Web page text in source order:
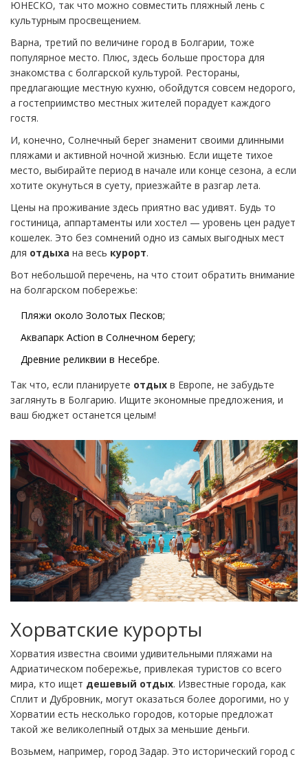
ЮНЕСКО, так что можно совместить пляжный лень с
культурным просвещением.
Варна, третий по величине город в Болгарии, тоже
популярное место. Плюс, здесь больше простора для
знакомства с болгарской культурой. Рестораны,
предлагающие местную кухню, обойдутся совсем недорого,
а гостеприимство местных жителей порадует каждого
гостя.
И, конечно, Солнечный берег знаменит своими длинными
пляжами и активной ночной жизнью. Если ищете тихое
место, выбирайте период в начале или конце сезона, а если
хотите окунуться в суету, приезжайте в разгар лета.
Цены на проживание здесь приятно вас удивят. Будь то
гостиница, аппартаменты или хостел — уровень цен радует
кошелек. Это без сомнений одно из самых выгодных мест
для отдыха на весь курорт.
Вот небольшой перечень, на что стоит обратить внимание
на болгарском побережье:
Пляжи около Золотых Песков;
Аквапарк Action в Солнечном берегу;
Древние реликвии в Несебре.
Так что, если планируете отдых в Европе, не забудьте
заглянуть в Болгарию. Ищите экономные предложения, и
ваш бюджет останется целым!
Хорватские курорты
Хорватия известна своими удивительными пляжами на
Адриатическом побережье, привлекая туристов со всего
мира, кто ищет дешевый отдых. Известные города, как
Сплит и Дубровник, могут оказаться более дорогими, но у
Хорватии есть несколько городов, которые предложат
такой же великолепный отдых за меньшие деньги.
Возьмем, например, город Задар. Это исторический город с